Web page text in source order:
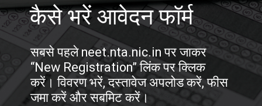
कैसे भरें आवेदन फॉर्म
सबसे पहले neet.nta.nic.in पर जाकर
“New Registration” लिंक पर क्लिक
करें। विवरण भरें, दस्तावेज अपलोड करें, फीस
जमा करें और सबमिट करें।